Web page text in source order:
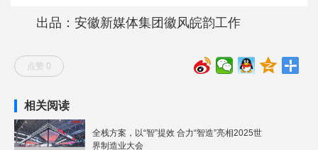
出品：安徽新媒体集团徽风皖韵工作
点赞 0
相关阅读
全栈方案，以“智”提效 合力“智造”亮相2025世
界制造业大会